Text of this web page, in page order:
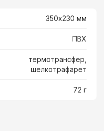
350х230 мм
ПВХ
термотрансфер,
шелкотрафарет
72 г